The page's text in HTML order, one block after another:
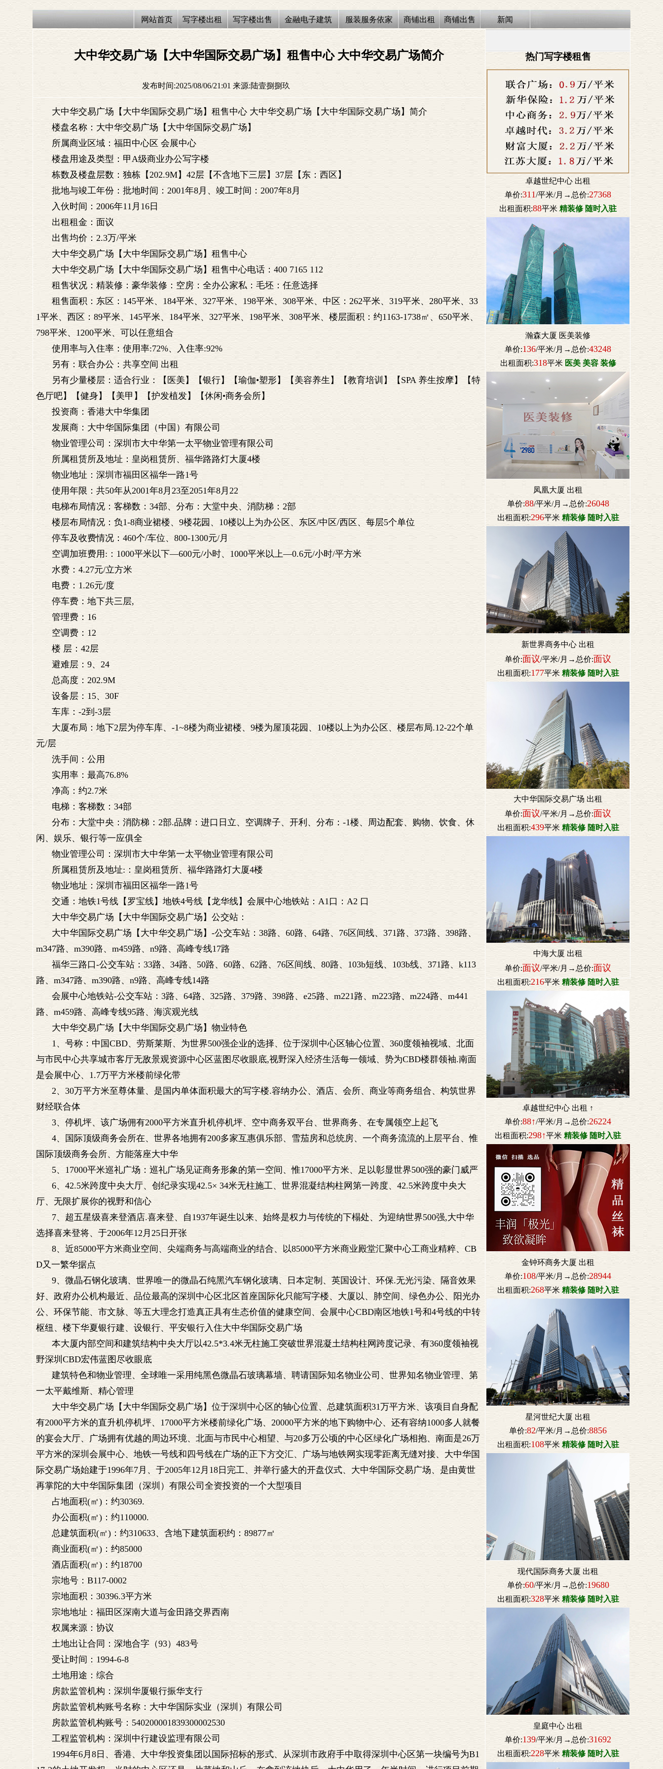
网站首页 写字楼出租 写字楼出售 金融电子建筑 服装服务依家 商铺出租 商铺出售 新闻
大中华交易广场【大中华国际交易广场】租售中心 大中华交易广场简介
发布时间:2025/08/06/21:01 来源:陆壹捌捌玖
大中华交易广场【大中华国际交易广场】租售中心 大中华交易广场【大中华国际交易广场】简介
楼盘名称：大中华交易广场【大中华国际交易广场】
所属商业区域：福田中心区 会展中心
楼盘用途及类型：甲A级商业办公写字楼
栋数及楼盘层数：独栋【202.9M】42层【不含地下三层】37层【东：西区】
批地与竣工年份：批地时间：2001年8月、竣工时间：2007年8月
入伙时间：2006年11月16日
出租租金：面议
出售均价：2.3万/平米
大中华交易广场【大中华国际交易广场】租售中心
大中华交易广场【大中华国际交易广场】租售中心电话：400 7165 112
租售状况：精装修：豪华装修：空房：全办公家私：毛坯：任意选择
租售面积：东区：145平米、184平米、327平米、198平米、308平米、中区：262平米、319平米、280平米、33
1平米、西区：89平米、145平米、184平米、327平米、198平米、308平米、楼层面积：约1163-1738㎡、650平米、
798平米、1200平米、可以任意组合
使用率与入住率：使用率:72%、入住率:92%
另有：联合办公：共享空间 出租
另有少量楼层：适合行业：【医美】【银行】【瑜伽•塑形】【美容养生】【教育培训】【SPA 养生按摩】【特
色厅吧】【健身】【美甲】【护发植发】【休闲•商务会所】
投资商：香港大中华集团
发展商：大中华国际集团（中国）有限公司
物业管理公司：深圳市大中华第一太平物业管理有限公司
所属租赁所及地址：皇岗租赁所、福华路路灯大厦4楼
物业地址：深圳市福田区福华一路1号
使用年限：共50年从2001年8月23至2051年8月22
电梯布局情况：客梯数：34部、分布：大堂中央、消防梯：2部
楼层布局情况：负1-8商业裙楼、9楼花园、10楼以上为办公区、东区/中区/西区、每层5个单位
停车及收费情况：460个/车位、800-1300元/月
空调加班费用:：1000平米以下—600元/小时、1000平米以上—0.6元/小时/平方米
水费：4.27元/立方米
电费：1.26元/度
停车费：地下共三层,
管理费：16
空调费：12
楼 层：42层
避难层：9、24
总高度：202.9M
设备层：15、30F
车库：-2到-3层
大厦布局：地下2层为停车库、-1~8楼为商业裙楼、9楼为屋顶花园、10楼以上为办公区、楼层布局.12-22个单
元/层
洗手间：公用
实用率：最高76.8%
净高：约2.7米
电梯：客梯数：34部
分布：大堂中央：消防梯：2部.品牌：进口日立、空调牌子、开利、分布：-1楼、周边配套、购物、饮食、休
闲、娱乐、银行等一应俱全
物业管理公司：深圳市大中华第一太平物业管理有限公司
所属租赁所及地址:：皇岗租赁所、福华路路灯大厦4楼
物业地址：深圳市福田区福华一路1号
交通：地铁1号线【罗宝线】地铁4号线【龙华线】会展中心地铁站：A1口：A2 口
大中华交易广场【大中华国际交易广场】公交站：
大中华国际交易广场【大中华交易广场】-公交车站：38路、60路、64路、76区间线、371路、373路、398路、
m347路、m390路、m459路、n9路、高峰专线17路
福华三路口-公交车站：33路、34路、50路、60路、62路、76区间线、80路、103b短线、103b线、371路、k113
路、m347路、m390路、n9路、高峰专线14路
会展中心地铁站-公交车站：3路、64路、325路、379路、398路、e25路、m221路、m223路、m224路、m441
路、m459路、高峰专线95路、海滨观光线
大中华交易广场【大中华国际交易广场】物业特色
1、号称：中国CBD、劳斯莱斯、为世界500强企业的选择、位于深圳中心区轴心位置、360度领袖视域、北面
与市民中心共享城市客厅无敌景观资源中心区蓝图尽收眼底,视野深入经济生活每一领域、势为CBD楼群领袖.南面
是会展中心、1.7万平方米楼前绿化带
2、30万平方米至尊体量、是国内单体面积最大的写字楼.容纳办公、酒店、会所、商业等商务组合、构筑世界
财经联合体
3、停机坪、该广场佣有2000平方米直升机停机坪、空中商务双平台、世界商务、在专属领空上起飞
4、国际顶级商务会所在、世界各地拥有200多家互惠俱乐部、雪茄房和总统房、一个商务流流的上层平台、惟
国际顶级商务会所、方能落座大中华
5、17000平米巡礼广场：巡礼广场见证商务形象的第一空间、惟17000平方米、足以彰显世界500强的豪门威严
6、42.5米跨度中央大厅、创纪录实现42.5× 34米无柱施工、世界混凝结构柱网第一跨度、42.5米跨度中央大
厅、无限扩展你的视野和信心
7、超五星级喜来登酒店.喜来登、自1937年诞生以来、始终是权力与传统的下榻处、为迎纳世界500强,大中华
选择喜来登将、于2006年12月25日开张
8、近85000平方米商业空间、尖端商务与高端商业的结合、以85000平方米商业殿堂汇聚中心工商业精粹、CB
D又一繁华据点
9、微晶石钢化玻璃、世界唯一的微晶石纯黑汽车钢化玻璃、日本定制、英国设计、环保.无光污染、隔音效果
好、政府办公机构最近、品位最高的深圳中心区北区首座国际化只能写字楼、大厦以、肺空间、绿色办公、阳光办
公、环保节能、市文脉、等五大理念打造真正具有生态价值的健康空间、会展中心CBD南区地铁1号和4号线的中转
枢纽、楼下华夏银行建、设银行、平安银行入住大中华国际交易广场
本大厦内部空间和建筑结构中央大厅以42.5*3.4米无柱施工突破世界混凝土结构柱网跨度记录、有360度领袖视
野深圳CBD宏伟蓝图尽收眼底
建筑特色和物业管理、全球唯一采用纯黑色微晶石玻璃幕墙、聘请国际知名物业公司、世界知名物业管理、第
一太平戴维斯、精心管理
大中华交易广场【大中华国际交易广场】位于深圳中心区的轴心位置、总建筑面积31万平方米、该项目自身配
有2000平方米的直升机停机坪、17000平方米楼前绿化广场、20000平方米的地下购物中心、还有容纳1000多人就餐
的宴会大厅、广场拥有优越的周边环境、北面与市民中心相望、与20多万公顷的中心区绿化广场相抱、南面是26万
平方米的深圳会展中心、地铁一号线和四号线在广场的正下方交汇、广场与地铁网实现零距离无缝对接、大中华国
际交易广场始建于1996年7月、于2005年12月18日完工、并举行盛大的开盘仪式、大中华国际交易广场、是由黄世
再掌陀的大中华国际集团（深圳）有限公司全资投资的一个大型项目
占地面积(㎡)：约30369.
办公面积(㎡)：约110000.
总建筑面积(㎡)：约310633、含地下建筑面积约：89877㎡
商业面积(㎡)：约85000
酒店面积(㎡)：约18700
宗地号：B117-0002
宗地面积：30396.3平方米
宗地地址：福田区深南大道与金田路交界西南
权属来源：协议
土地出让合同：深地合字（93）483号
受让时间：1994-6-8
土地用途：综合
房款监管机构：深圳华厦银行振华支行
房款监管机构账号名称：大中华国际实业（深圳）有限公司
房款监管机构账号：540200001839300002530
工程监管机构：深圳中行建设监理有限公司
1994年6月8日、香港、大中华投资集团以国际招标的形式、从深圳市政府手中取得深圳中心区第一块编号为B1
热门写字楼租售
卓越世纪中心 出租
单价:311/平米/月→总价:27368
出租面积:88平米 精装修 随时入驻
瀚森大厦 医美装修
单价:136/平米/月→总价:43248
出租面积:318平米 医美 美容 装修
凤凰大厦 出租
单价:88/平米/月→总价:26048
出租面积:296平米 精装修 随时入驻
新世界商务中心 出租
单价:面议/平米/月→总价:面议
出租面积:177平米 精装修 随时入驻
大中华国际交易广场 出租
单价:面议/平米/月→总价:面议
出租面积:439平米 精装修 随时入驻
中海大厦 出租
单价:面议/平米/月→总价:面议
出租面积:216平米 精装修 随时入驻
卓越世纪中心 出租 ↑
单价:88↑/平米/月→总价:26224
出租面积:298↑平米 精装修 随时入驻
金钟环商务大厦 出租
单价:108/平米/月→总价:28944
出租面积:268平米 精装修 随时入驻
星河世纪大厦 出租
单价:82/平米/月→总价:8856
出租面积:108平米 精装修 随时入驻
现代国际商务大厦 出租
单价:60/平米/月→总价:19680
出租面积:328平米 精装修 随时入驻
皇庭中心 出租
单价:139/平米/月→总价:31692
出租面积:228平米 精装修 随时入驻